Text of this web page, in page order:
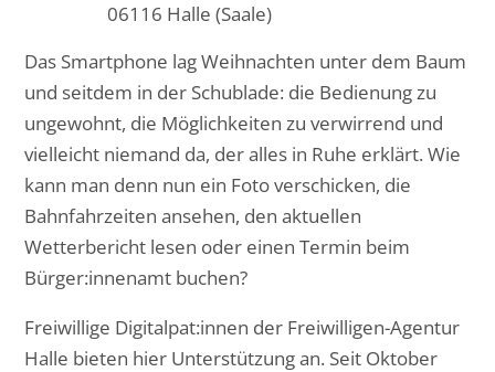
06116 Halle (Saale)
Das Smartphone lag Weihnachten unter dem Baum
und seitdem in der Schublade: die Bedienung zu
ungewohnt, die Möglichkeiten zu verwirrend und
vielleicht niemand da, der alles in Ruhe erklärt. Wie
kann man denn nun ein Foto verschicken, die
Bahnfahrzeiten ansehen, den aktuellen
Wetterbericht lesen oder einen Termin beim
Bürger:innenamt buchen?
Freiwillige Digitalpat:innen der Freiwilligen-Agentur
Halle bieten hier Unterstützung an. Seit Oktober